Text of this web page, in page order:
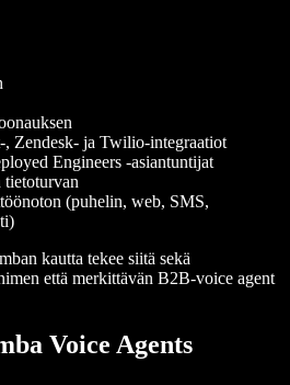
, Zendesk- ja Twilio-integraatiot
Engineers -asiantuntijat
tietoturvan
(puhelin, web, SMS,
kautta tekee siitä sekä
että merkittävän B2B-voice agent
Voice Agents